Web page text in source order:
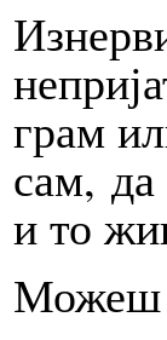
грам
сам,
и то
Можеш